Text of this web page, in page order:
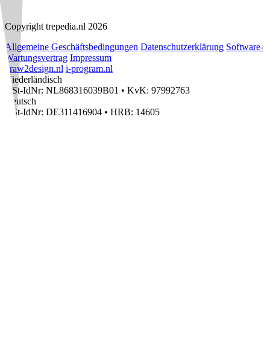
Copyright trepedia.nl 2026
Allgemeine Geschäftsbedingungen Datenschutzerklärung Software-
Wartungsvertrag Impressum
draw2design.nl i-program.nl
Niederländisch
USt-IdNr: NL868316039B01 • KvK: 97992763
Deutsch
USt-IdNr: DE311416904 • HRB: 14605